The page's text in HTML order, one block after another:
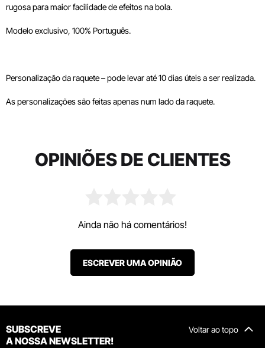
rugosa para maior facilidade de efeitos na bola.
Modelo exclusivo, 100% Português.
Personalização da raquete – pode levar até 10 dias úteis a ser realizada.
As personalizações são feitas apenas num lado da raquete.
OPINIÕES DE CLIENTES
Ainda não há comentários!
ESCREVER UMA OPINIÃO
Voltar ao topo
SUBSCREVE
A NOSSA NEWSLETTER!